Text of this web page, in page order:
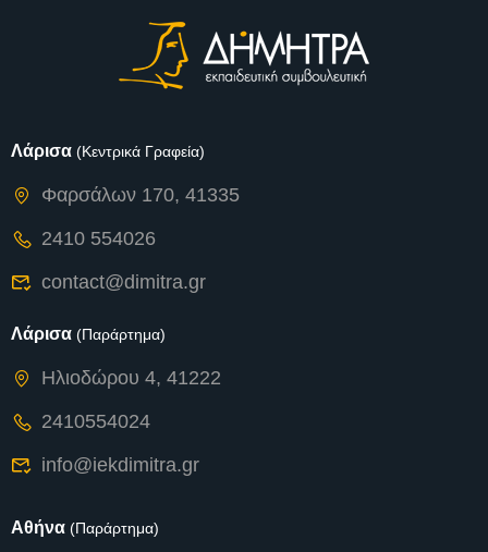
Λάρισα (Κεντρικά Γραφεία)
Φαρσάλων 170, 41335
2410 554026
contact@dimitra.gr
Λάρισα (Παράρτημα)
Ηλιοδώρου 4, 41222
2410554024
info@iekdimitra.gr
Αθήνα (Παράρτημα)